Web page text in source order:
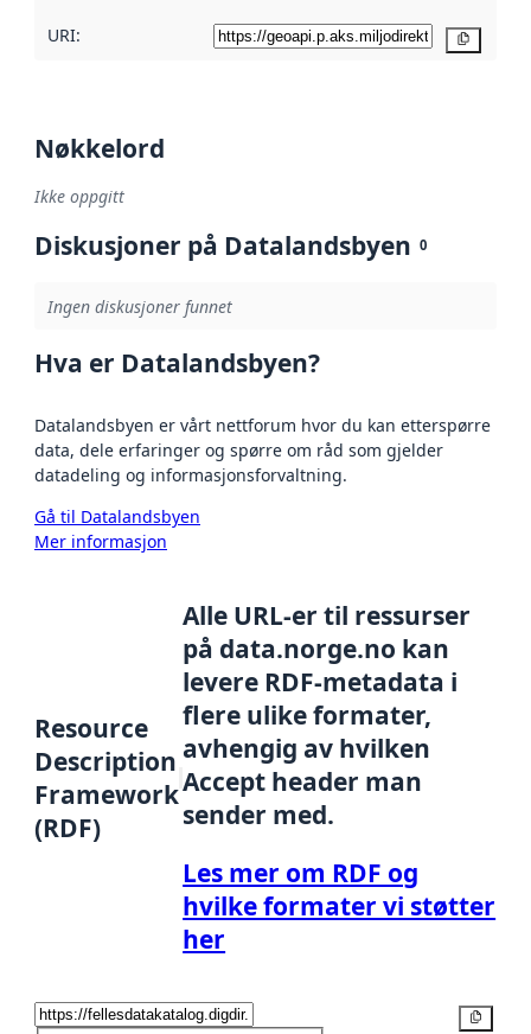
URI:
Nøkkelord
Ikke oppgitt
Diskusjoner på Datalandsbyen 0
Ingen diskusjoner funnet
Hva er Datalandsbyen?
Datalandsbyen er vårt nettforum hvor du kan etterspørre
data, dele erfaringer og spørre om råd som gjelder
datadeling og informasjonsforvaltning.
Gå til Datalandsbyen
Mer informasjon
Resource
Description
Framework
(RDF)
Alle URL-er til ressurser
på data.norge.no kan
levere RDF-metadata i
flere ulike formater,
avhengig av hvilken
Accept header man
sender med.
Les mer om RDF og
hvilke formater vi støtter
her